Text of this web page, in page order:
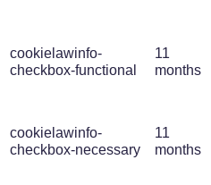
cookielawinfo-
checkbox-functional
11
months
cookielawinfo-
checkbox-necessary
11
months